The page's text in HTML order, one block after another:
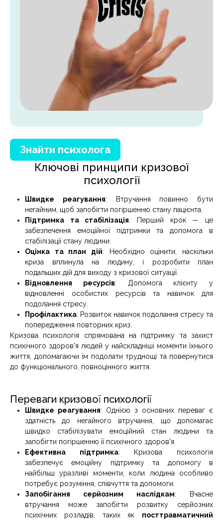
Знайти психолога
Ключові принципи кризової
психології
Швидке реагування: Втручання повинно бути
негайним, щоб запобігти погіршенню стану пацієнта.
Підтримка та стабілізація: Перший крок — це
забезпечення емоційної підтримки та допомога в
стабілізації стану людини.
Оцінка та план дій: Необхідно оцінити, наскільки
криза вплинула на людину, і розробити план
подальших дій для виходу з кризової ситуації.
Відновлення ресурсів: Допомога клієнту у
відновленні особистих ресурсів та навичок для
подолання стресу.
Профілактика: Розвиток навичок подолання стресу та
попередження повторних криз.
Кризова психологія спрямована на підтримку та захист
психічного здоров'я людей у найскладніші моменти їхнього
життя, допомагаючи їм подолати труднощі та повернутися
до функціонального, повноцінного життя.
Переваги кризової психології
Швидке реагування: Однією з основних переваг є
здатність до негайного втручання, що допомагає
швидко стабілізувати емоційний стан людини та
запобігти погіршенню її психічного здоров'я.
Ефективна підтримка: Кризова психологія
забезпечує емоційну підтримку та допомогу в
найбільш уразливі моменти, коли людина особливо
потребує розуміння, співчуття та допомоги.
Запобігання серйозним наслідкам: Вчасне
втручання може запобігти розвитку серйозних
психічних розладів, таких як посттравматичний